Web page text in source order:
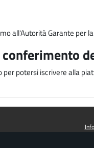
all'Autorità Garante per
potersi iscrivere alla